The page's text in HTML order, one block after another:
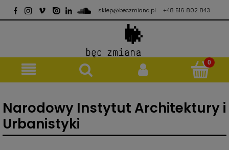
sklep@beczmiana.pl +48 516 802 843
Narodowy Instytut Architektury i
Urbanistyki